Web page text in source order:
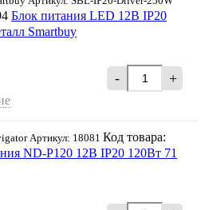
Блок питания LED 12В IP20
Smartbuy
- +
Артикул: 18081 Код товара:
ND-P120 12В IP20 120Вт 71